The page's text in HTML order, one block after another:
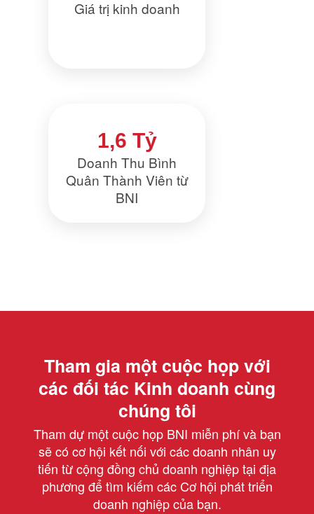
Giá trị kinh doanh
1,6 Tỷ
Doanh Thu Bình
Quân Thành Viên từ
BNI
Tham gia một cuộc họp với
các đối tác Kinh doanh cùng
chúng tôi
Tham dự một cuộc họp BNI miễn phí và bạn
sẽ có cơ hội kết nối với các doanh nhân uy
tiến từ cộng đồng chủ doanh nghiệp tại địa
phương để tìm kiếm các Cơ hội phát triển
doanh nghiệp của bạn.